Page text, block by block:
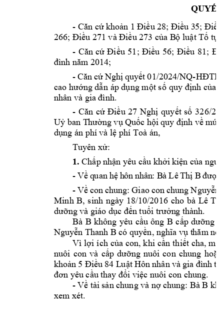
QUYẾT
- Căn cứ khoản 1 Điều 28; Điều 35; Điều
266; Điều 271 và Điều 273 của Bộ luật Tố tụ
- Căn cứ Điều 51; Điều 56; Điều 81;
đình năm 2014;
- Căn cứ Nghị quyết 01/2024/NQ-HĐTP
cao hướng dẫn áp dụng một số quy định của p
nhân và gia đình.
- Căn cứ Điều 27 Nghị quyết số 326/
Uỷ ban Thường vụ Quốc hội quy định về
dụng án phí và lệ phí Toà án,
Tuyên xử:
1. Chấp nhận yêu cầu khởi kiện của
- Về quan hệ hôn nhân: Bà Lê Thị B được
- Về con chung: Giao con chung Nguyễn
Minh B, sinh ngày 18/10/2016 cho bà Lê
dưỡng và giáo dục đến tuổi trưởng thành.
Bà B không yêu cầu ông B cấp dưỡng
Nguyễn Thanh B có quyền, nghĩa vụ thăm
Vì lợi ích của con, khi cần thiết cha, mẹ
nuôi con và cấp dưỡng nuôi con chung hoặc
khoản 5 Điều 84 Luật Hôn nhân và gia đình t
đơn yêu cầu thay đổi việc nuôi con chung.
- Về tài sản chung và nợ chung: Bà B
xem xét.